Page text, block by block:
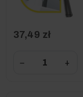
37,49 zł
− +